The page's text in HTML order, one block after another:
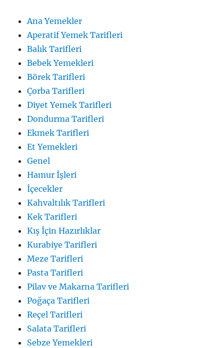
Ana Yemekler
Aperatif Yemek Tarifleri
Balık Tarifleri
Bebek Yemekleri
Börek Tarifleri
Çorba Tarifleri
Diyet Yemek Tarifleri
Dondurma Tarifleri
Ekmek Tarifleri
Et Yemekleri
Genel
Hamur İşleri
İçecekler
Kahvaltılık Tarifleri
Kek Tarifleri
Kış İçin Hazırlıklar
Kurabiye Tarifleri
Meze Tarifleri
Pasta Tarifleri
Pilav ve Makarna Tarifleri
Poğaça Tarifleri
Reçel Tarifleri
Salata Tarifleri
Sebze Yemekleri